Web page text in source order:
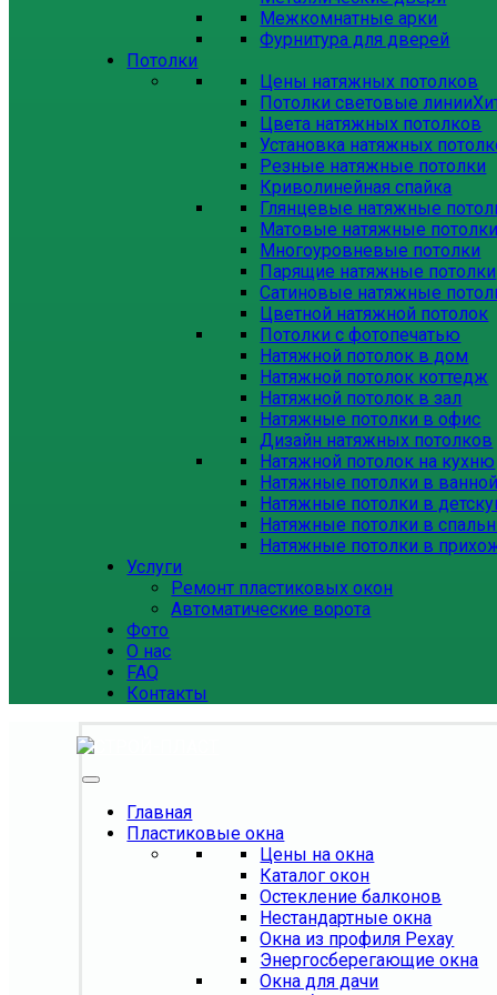
Межкомнатные арки
Фурнитура для дверей
Потолки
Цены натяжных потолков
Потолки световые линии
Цвета натяжных потолков
Установка натяжных
Резные натяжные потолки
Криволинейная спайка
Глянцевые натяжные
Матовые натяжные
Многоуровневые потолки
Парящие натяжные потолки
Сатиновые натяжные
Цветной натяжной потолок
Потолки с фотопечатью
Натяжной потолок в дом
Натяжной потолок коттедж
Натяжной потолок в зал
Натяжные потолки в офис
Дизайн натяжных потолков
Натяжной потолок на кухню
Натяжные потолки в
Натяжные потолки в
Натяжные потолки в
Натяжные потолки в
Услуги
Ремонт пластиковых окон
Автоматические ворота
Фото
О нас
FAQ
Контакты
Главная
Пластиковые окна
Цены на окна
Каталог окон
Остекление балконов
Нестандартные окна
Окна из профиля Рехау
Энергосберегающие окна
Окна для дачи